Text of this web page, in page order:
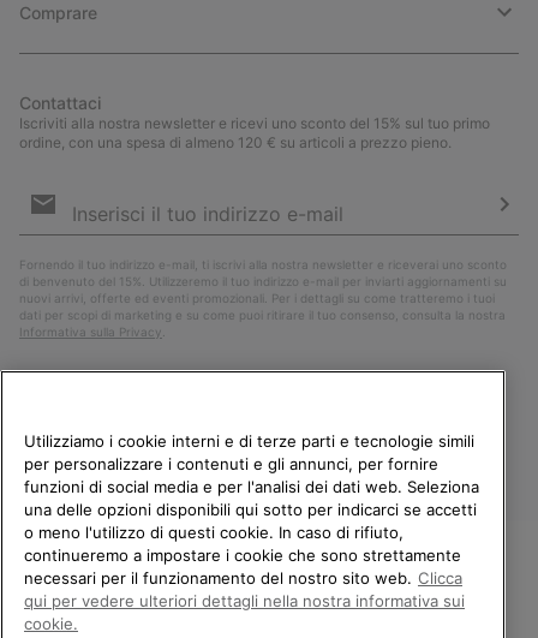
Comprare
Contattaci
Iscriviti alla nostra newsletter e ricevi uno sconto del 15% sul tuo primo
ordine, con una spesa di almeno 120 € su articoli a prezzo pieno.
e-
Fornendo il tuo indirizzo e-mail, ti iscrivi alla nostra newsletter e riceverai uno sconto
di benvenuto del 15%. Utilizzeremo il tuo indirizzo e-mail per inviarti aggiornamenti su
nuovi arrivi, offerte ed eventi promozionali. Per i dettagli su come tratteremo i tuoi
dati per scopi di marketing e su come puoi ritirare il tuo consenso, consulta la nostra
Informativa sulla Privacy
Italia
©2026Columbia Sportswear Company. Avenue des Morgines, 12 1213
Petit-Lancy Switzerland. Tutti i diritti riservati.
BENVENUTO/A IN SOREL.
SELEZIONA IL TUO PAESE DI
Utilizziamo i cookie interni e di terze parti e tecnologie simili
per personalizzare i contenuti e gli annunci, per fornire
funzioni di social media e per l'analisi dei dati web. Seleziona
una delle opzioni disponibili qui sotto per indicarci se accetti
o meno l'utilizzo di questi cookie. In caso di rifiuto,
continueremo a impostare i cookie che sono strettamente
necessari per il funzionamento del nostro sito web. Clicca
qui per vedere ulteriori dettagli nella nostra informativa sui
cookie.